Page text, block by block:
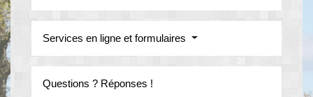
Services en ligne et formulaires
Questions ? Réponses !